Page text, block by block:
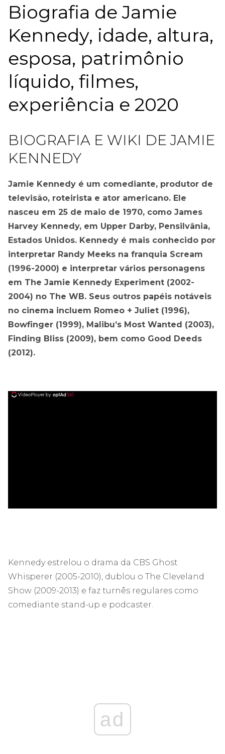
Biografia de Jamie
Kennedy, idade, altura,
esposa, patrimônio
líquido, filmes,
experiência e 2020
BIOGRAFIA E WIKI DE JAMIE
KENNEDY
Jamie Kennedy é um comediante, produtor de
televisão, roteirista e ator americano. Ele
nasceu em 25 de maio de 1970, como James
Harvey Kennedy, em Upper Darby, Pensilvânia,
Estados Unidos. Kennedy é mais conhecido por
interpretar Randy Meeks na franquia Scream
(1996-2000) e interpretar vários personagens
em The Jamie Kennedy Experiment (2002-
2004) no The WB. Seus outros papéis notáveis ​​
no cinema incluem Romeo + Juliet (1996),
Bowfinger (1999), Malibu’s Most Wanted (2003),
Finding Bliss (2009), bem como Good Deeds
(2012).
Kennedy estrelou o drama da CBS Ghost
Whisperer (2005-2010), dublou o The Cleveland
Show (2009-2013) e faz turnês regulares como
comediante stand-up e podcaster.
ad